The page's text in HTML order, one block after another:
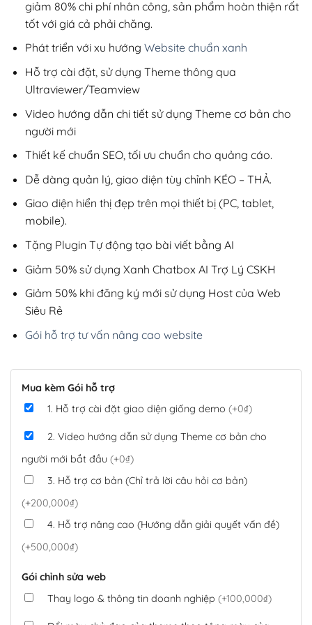
giảm 80% chi phí nhân công, sản phẩm hoàn thiện rất
tốt với giá cả phải chăng.
Phát triển với xu hướng Website chuẩn xanh
Hỗ trợ cài đặt, sử dụng Theme thông qua
Ultraviewer/Teamview
Video hướng dẫn chi tiết sử dụng Theme cơ bản cho
người mới
Thiết kế chuẩn SEO, tối ưu chuẩn cho quảng cáo.
Dễ dàng quản lý, giao diện tùy chỉnh KÉO – THẢ.
Giao diện hiển thị đẹp trên mọi thiết bị (PC, tablet,
mobile).
Tặng Plugin Tự động tạo bài viết bằng AI
Giảm 50% sử dụng Xanh Chatbox AI Trợ Lý CSKH
Giảm 50% khi đăng ký mới sử dụng Host của Web
Siêu Rẻ
Gói hỗ trợ tư vấn nâng cao website
Mua kèm Gói hỗ trợ
1. Hỗ trợ cài đặt giao diện giống demo (+0₫)
2. Video hướng dẫn sử dụng Theme cơ bản cho
người mới bắt đầu (+0₫)
3. Hỗ trợ cơ bản (Chỉ trả lời câu hỏi cơ bản)
(+200,000₫)
4. Hỗ trợ nâng cao (Hướng dẫn giải quyết vấn đề)
(+500,000₫)
Gói chỉnh sửa web
Thay logo & thông tin doanh nghiệp (+100,000₫)